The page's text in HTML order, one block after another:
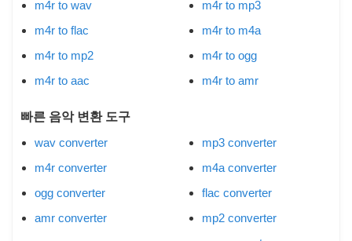
m4r to wav
m4r to flac
m4r to mp2
m4r to aac
m4r to mp3
m4r to m4a
m4r to ogg
m4r to amr
빠른 음악 변환 도구
wav converter
m4r converter
ogg converter
amr converter
mp3 converter
m4a converter
flac converter
mp2 converter